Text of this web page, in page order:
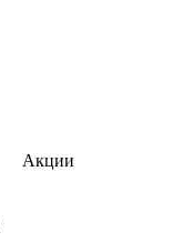
Акции